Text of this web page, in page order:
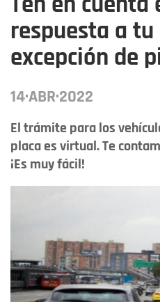
respuesta a
excepción de
14·ABR·2022
El trámite para los
placa es virtual. Te
¡Es muy fácil!